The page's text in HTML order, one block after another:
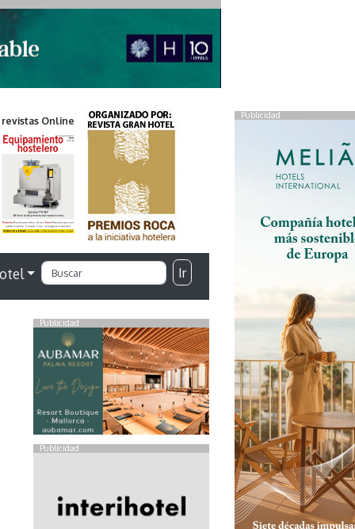
Publicidad
Online
Ir
Publicidad
Publicidad